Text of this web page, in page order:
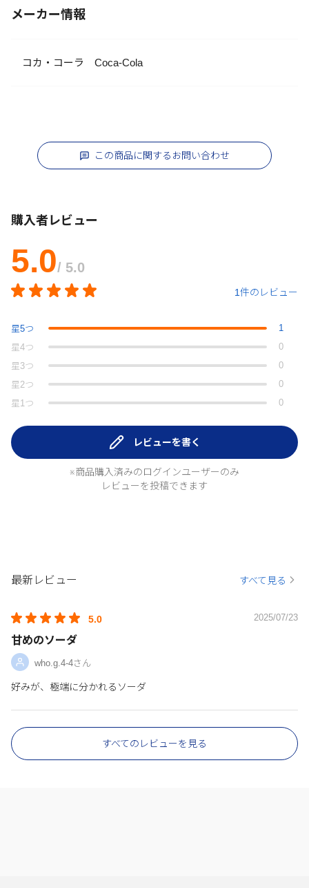
メーカー情報
コカ・コーラ Coca-Cola
この商品に関するお問い合わせ
購入者レビュー
5.0/ 5.0
1件のレビュー
星5つ
1
星4つ
0
星 3つ
0
星 2つ
0
星 1つ 0
レビューを書く
※商品購入済みのログインユーザーのみ
レビューを投稿できます
最新レビュー すべて見る
5.0 2025/07/23
甘めのソーダ
who.g.4-4さん
好みが、極端に分かれるソーダ
すべてのレビューを見る